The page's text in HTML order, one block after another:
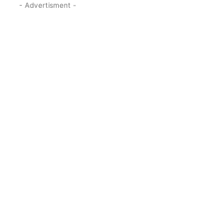
- Advertisment -